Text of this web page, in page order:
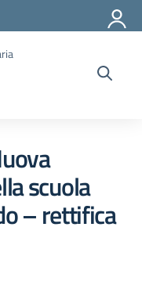
scuola
– rettifica